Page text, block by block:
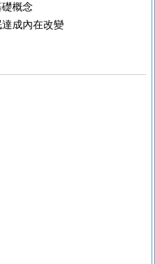
概念
成內在改變